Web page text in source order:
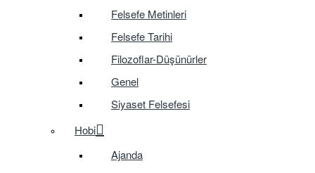
Felsefe Metinleri
Felsefe Tarihi
Filozoflar-Düşünürler
Genel
Siyaset Felsefesi
Hobi
Ajanda